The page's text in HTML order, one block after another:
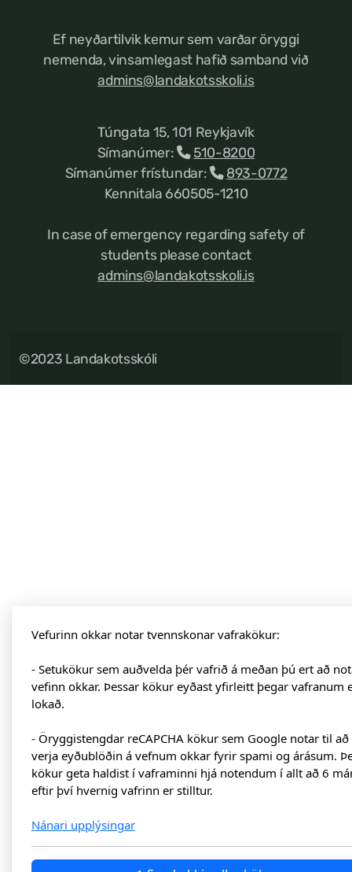
Ef neyðartilvik kemur sem varðar öryggi
nemenda, vinsamlegast hafið samband við
admins@landakotsskoli.is
Túngata 15, 101 Reykjavík
Símanúmer:
510-8200
Símanúmer frístundar:
893-0772
Kennitala 660505-1210
In case of emergency regarding safety of
students please contact
admins@landakotsskoli.is
©2023 Landakotsskóli
Vefurinn okkar notar tvennskonar vafrakökur:
- Setukökur sem auðvelda þér vafrið á meðan þú ert að
vefinn okkar. Þessar kökur eyðast yfirleitt þegar vafranum
lokað.
- Öryggistengdar reCAPCHA kökur sem Google notar til að
verja eyðublöðin á vefnum okkar fyrir spami og árásum.
kökur geta haldist í vaframinni hjá notendum í allt að 6
eftir því hvernig vafrinn er stilltur.
Nánari upplýsingar